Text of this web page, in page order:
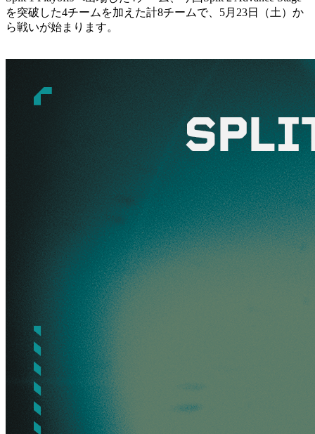
を突破した4チームを加えた計8チームで、5月23日（土）か
ら戦いが始まります。